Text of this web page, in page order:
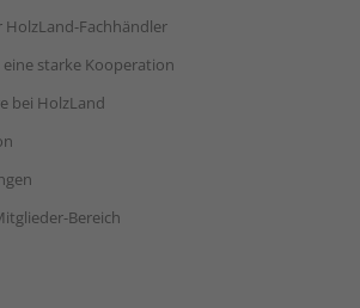
HolzLand-Fachhändler
eine starke Kooperation
bei HolzLand
Bereich